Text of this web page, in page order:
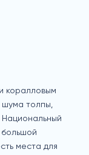
коралловым
шума толпы,
большой
места для